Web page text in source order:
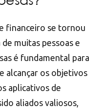
financeiro se tornou
muitas pessoas e
é fundamental para
alcançar os objetivos
aplicativos de
aliados valiosos,